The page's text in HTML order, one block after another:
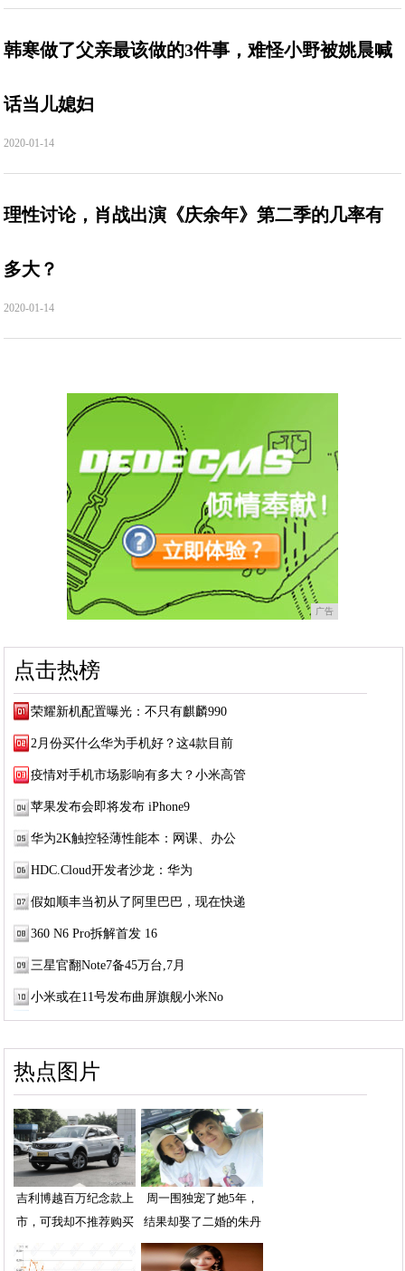
韩寒做了父亲最该做的3件事，难怪小野被姚晨喊
话当儿媳妇
2020-01-14
理性讨论，肖战出演《庆余年》第二季的几率有
多大？
2020-01-14
广告
点击热榜
荣耀新机配置曝光：不只有麒麟990
2月份买什么华为手机好？这4款目前
疫情对手机市场影响有多大？小米高管
苹果发布会即将发布 iPhone9
华为2K触控轻薄性能本：网课、办公
HDC.Cloud开发者沙龙：华为
假如顺丰当初从了阿里巴巴，现在快递
360 N6 Pro拆解首发 16
三星官翻Note7备45万台,7月
小米或在11号发布曲屏旗舰小米No
热点图片
吉利博越百万纪念款上
市，可我却不推荐购买
周一围独宠了她5年，
结果却娶了二婚的朱丹